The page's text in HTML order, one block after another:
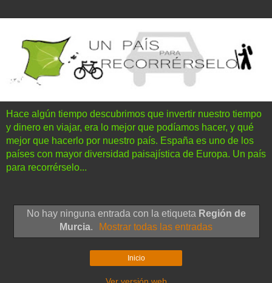
Hace algún tiempo descubrimos que invertir nuestro tiempo
y dinero en viajar, era lo mejor que podíamos hacer, y qué
mejor que hacerlo por nuestro país. España es uno de los
países con mayor diversidad paisajística de Europa. Un país
para recorrérselo...
No hay ninguna entrada con la etiqueta Región de
Murcia. Mostrar todas las entradas
Inicio